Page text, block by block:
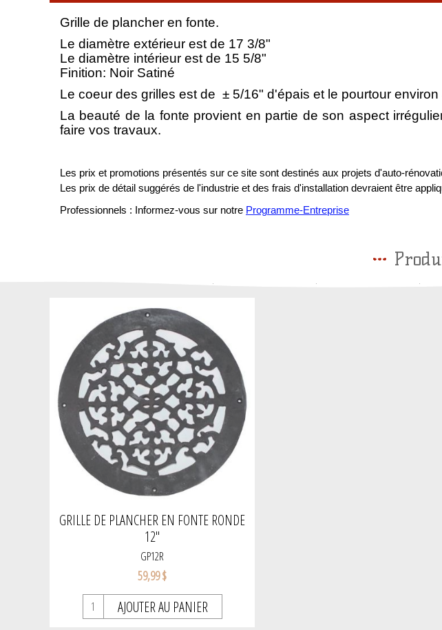
Grille de plancher en fonte.
Le diamètre extérieur est de 17 3/8"
Le diamètre intérieur est de 15 5/8"
Finition: Noir Satiné
Le coeur des grilles est de ­ ± 5/16" d'épais et le pourtour environ
La beauté de la fonte provient en partie de son aspect
faire vos travaux.
Les prix et promotions présentés sur ce site sont destinés aux projets d'auto-
Les prix de détail suggérés de l'industrie et des frais d'installation devraient être
Professionnels : Informez-vous sur notre Programme-Entreprise
GRILLE DE PLANCHER EN FONTE RONDE
12"
GP12R
59,99 $
AJOUTER AU PANIER